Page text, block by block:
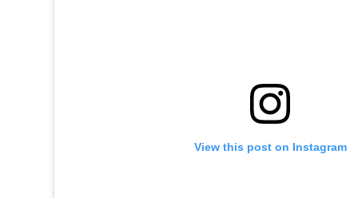
View this post on Instagram